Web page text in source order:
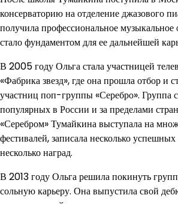
консерваторию на отделение джазового
получила профессиональное музыкальное
стало фундаментом для ее дальнейшей
В 2005 году Ольга стала участницей
«Фабрика звезд», где она прошла отбор и
участниц поп-группы «Серебро». Группа
популярных в России и за пределами
«Серебром» Тумайкина выступала на
фестивалей, записала несколько
несколько наград.
В 2013 году Ольга решила покинуть
сольную карьеру. Она выпустила свой